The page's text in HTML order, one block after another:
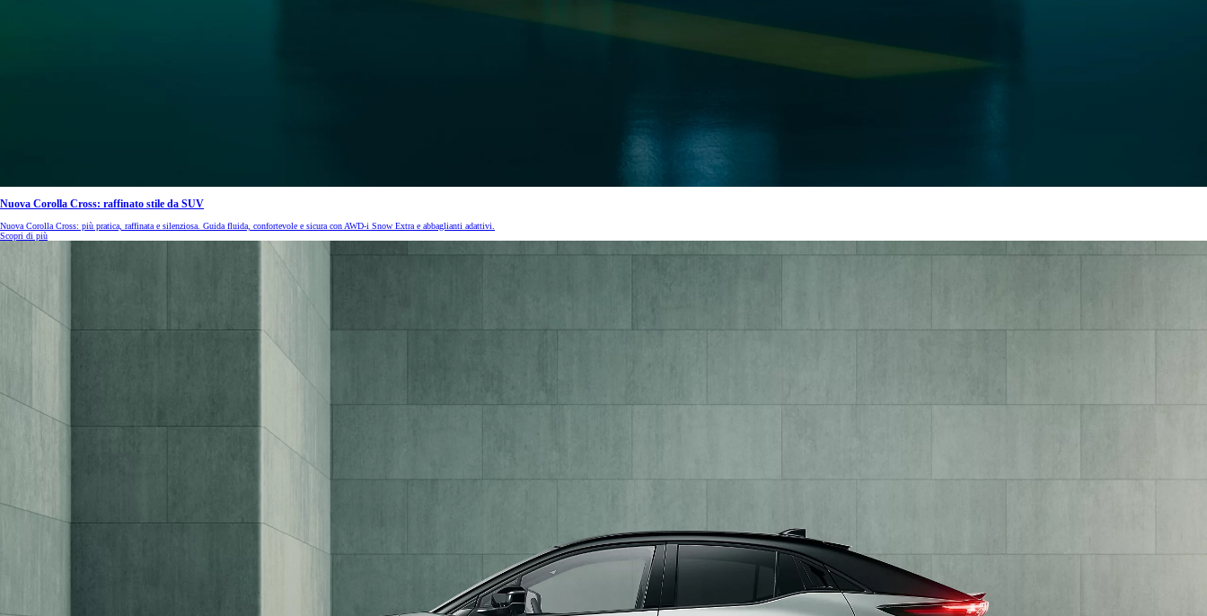
Nuova Corolla Cross: raffinato stile da SUV
Nuova Corolla Cross: più pratica, raffinata e silenziosa. Guida fluida, confortevole e sicura con AWD-i Snow Extra e abbaglianti adattivi.
Scopri di più